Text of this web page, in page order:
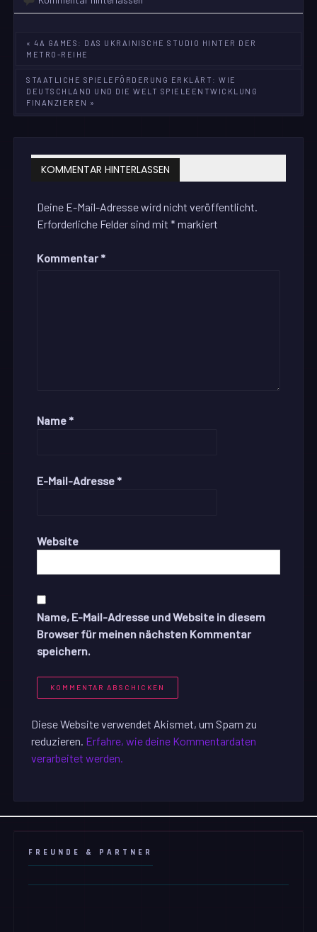
Beitragsnavigation
« 4A GAMES: DAS UKRAINISCHE STUDIO HINTER DER
METRO-REIHE
STAATLICHE SPIELEFÖRDERUNG ERKLÄRT: WIE
DEUTSCHLAND UND DIE WELT SPIELEENTWICKLUNG
FINANZIEREN »
KOMMENTAR HINTERLASSEN
Deine E-Mail-Adresse wird nicht veröffentlicht.
Erforderliche Felder sind mit*markiert
Kommentar *
Name *
E-Mail-Adresse *
Website
Name, E-Mail-Adresse und Website in diesem
Browser für meinen nächsten Kommentar
speichern.
Diese Website verwendet Akismet, um Spam zu
reduzieren. Erfahre, wie deine Kommentardaten
verarbeitet werden.
FREUNDE & PARTNER